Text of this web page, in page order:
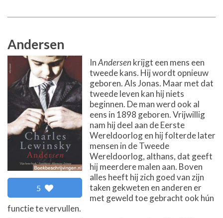
Andersen
5
InAndersen krijgt een mens een
tweede kans. Hij wordt opnieuw
geboren. Als Jonas. Maar met dat
tweede leven kan hij niets
beginnen. De man werd ook al
eens in 1898 geboren. Vrijwillig
nam hij deel aan de Eerste
Wereldoorlog en hij folterde later
mensen in de Tweede
Wereldoorlog, althans, dat geeft
hij meerdere malen aan. Boven
alles heeft hij zich goed van zijn
taken gekweten en anderen er
met geweld toe gebracht ook hún
functie te vervullen.